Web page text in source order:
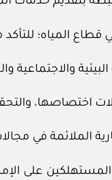
على